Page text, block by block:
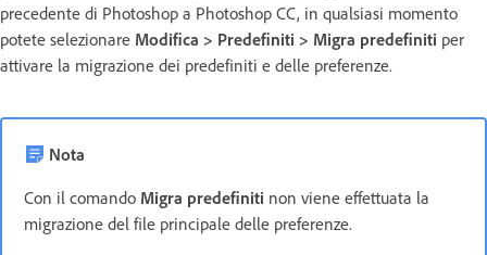
precedente di Photoshop a Photoshop CC, in qualsiasi momento
potete selezionare Modifica > Predefiniti > Migra predefiniti per
attivare la migrazione dei predefiniti e delle preferenze.
Nota
Con il comando Migra predefiniti non viene effettuata la
migrazione del file principale delle preferenze.